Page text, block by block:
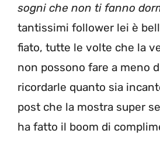
sogni che non ti fanno
tantissimi follower lei è
fiato, tutte le volte che la
non possono fare a meno
ricordarle quanto sia
post che la mostra super
ha fatto il boom di